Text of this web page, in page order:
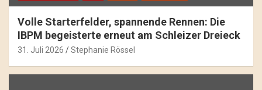
Volle Starterfelder, spannende Rennen: Die
IBPM begeisterte erneut am Schleizer Dreieck
31. Juli 2026 Stephanie Rössel